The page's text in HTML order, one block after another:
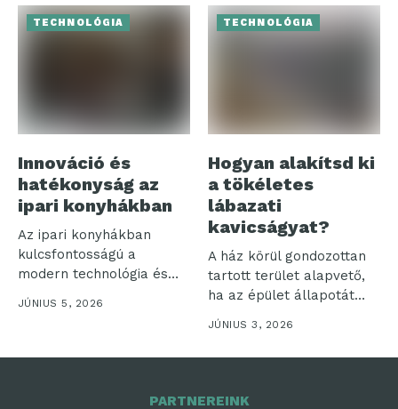
TECHNOLÓGIA
Innováció és
hatékonyság az
ipari konyhákban
Az ipari konyhákban
kulcsfontosságú a
modern technológia és
hatékonyság
összehangolása. Ezek a...
JÚNIUS 5, 2026
TECHNOLÓGIA
Hogyan alakítsd ki
a tökéletes
lábazati
kavicságyat?
A ház körül gondozottan
tartott terület alapvető,
ha az épület állapotát
hosszú...
JÚNIUS 3, 2026
PARTNEREINK